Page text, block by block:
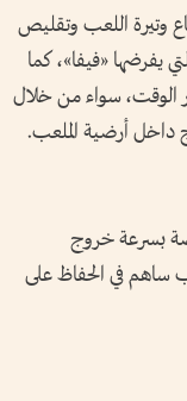
الإيجابية في مونديال 2026، ارتفاع وتيرة اللعب وتقليص
يفرضها «فيفا»، كما
الوقت، سواء من خلال
داخل أرضية الملعب.
بسرعة خروج
ساهم في الحفاظ على